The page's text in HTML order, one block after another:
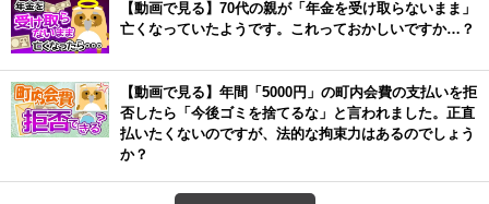
【動画で見る】70代の親が「年金を受け取らないまま」
亡くなっていたようです。これっておかしいですか…？
【動画で見る】年間「5000円」の町内会費の支払いを拒
否したら「今後ゴミを捨てるな」と言われました。正直
払いたくないのですが、法的な拘束力はあるのでしょう
か？